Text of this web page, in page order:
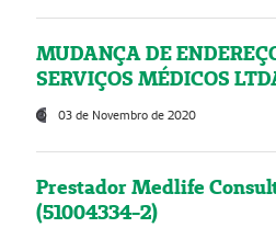
MUDANÇA DE
SERVIÇOS MÉDICOS
03 de Novembro de 2020
Prestador Medlife
(51004334-2)